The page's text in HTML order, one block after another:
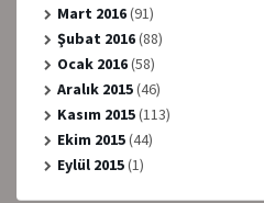
Mart 2016(91)
Şubat 2016(88)
Ocak 2016(58)
Aralık 2015(46)
Kasım 2015(113)
Ekim 2015(44)
Eylül 2015(1)